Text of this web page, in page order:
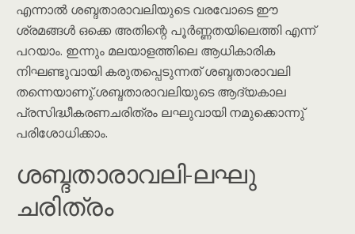
എന്നാൽ ശബ്ദതാരാവലിയുടെ വരവോടെ ഈ
ശ്രമങ്ങൾ ഒക്കെ അതിന്റെ പൂർണ്ണതയിലെത്തി എന്ന്
പറയാം. ഇന്നും മലയാളത്തിലെ ആധികാരിക
നിഘണ്ടുവായി കരുതപ്പെടുന്നത് ശബ്ദതാരാവലി
തന്നെയാണു്.ശബ്ദതാരാവലിയുടെ ആദ്യകാല
പ്രസിദ്ധീകരണചരിത്രം ലഘുവായി നമുക്കൊന്നു്
പരിശോധിക്കാം.
ശബ്ദതാരാവലി-ലഘു
ചരിത്രം